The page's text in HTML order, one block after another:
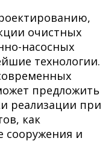
очистных
насосных
технологии.
предложить
реализации при
как
сооружения и